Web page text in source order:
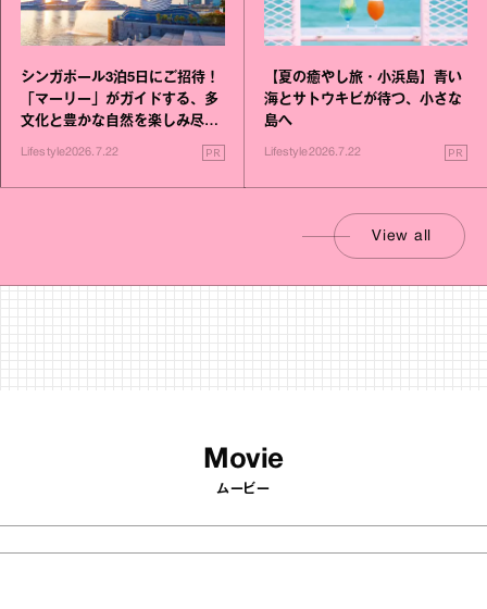
シンガポール3泊5日にご招待！
「マーリー」がガイドする、多
文化と豊かな自然を楽しみ尽く
Lifestyle2026.7.22 PR
【夏の癒やし旅・小浜島】青い
海とサトウキビが待つ、小さな
島へ
Lifestyle2026.7.22 PR
View all
Movie
ムービー